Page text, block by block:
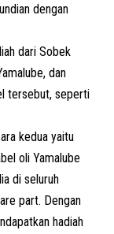
dengan
dari Sobek
dan
tersebut, seperti
kedua yaitu
oli Yamalube
di seluruh
part. Dengan
hadiah